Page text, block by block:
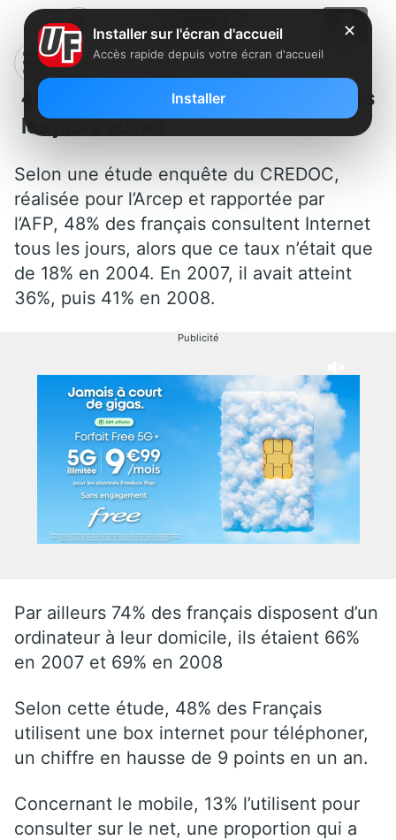
48% des français se connectent tous
les jours au net
Selon une étude enquête du CREDOC,
réalisée pour l’Arcep et rapportée par
l’AFP, 48% des français consultent Internet
tous les jours, alors que ce taux n’était que
de 18% en 2004. En 2007, il avait atteint
36%, puis 41% en 2008.
Publicité
Par ailleurs 74% des français disposent d’un
ordinateur à leur domicile, ils étaient 66%
en 2007 et 69% en 2008
Selon cette étude, 48% des Français
utilisent une box internet pour téléphoner,
un chiffre en hausse de 9 points en un an.
Concernant le mobile, 13% l’utilisent pour
consulter sur le net, une proportion qui a
✕
Installer sur l'écran d'accueil
Accès rapide depuis votre écran d'accueil
Installer